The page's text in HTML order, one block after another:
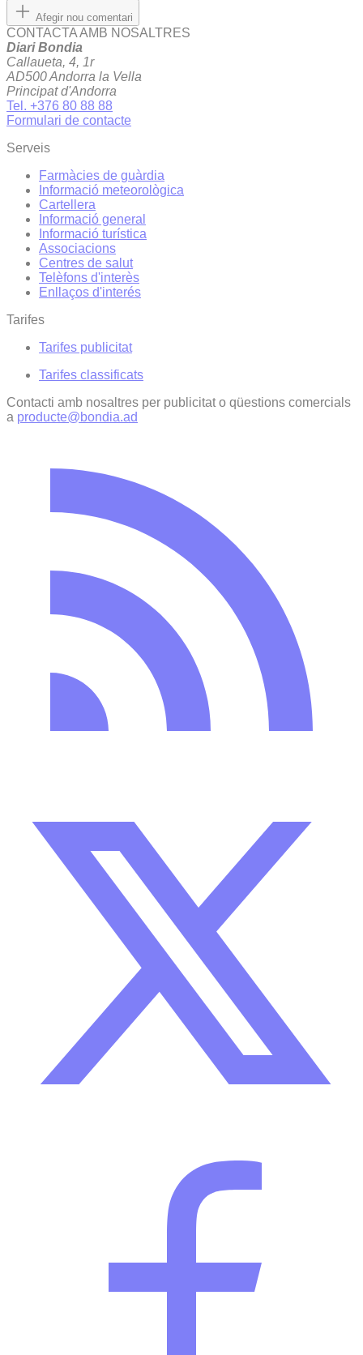
Afegir nou comentari
CONTACTA AMB NOSALTRES
Diari Bondia
Callaueta, 4, 1r
AD500 Andorra la Vella
Principat d'Andorra
Tel. +376 80 88 88
Formulari de contacte
Serveis
Farmàcies de guàrdia
Informació meteorològica
Cartellera
Informació general
Informació turística
Associacions
Centres de salut
Telèfons d'interès
Enllaços d'interés
Tarifes
Tarifes publicitat
Tarifes classificats
Contacti amb nosaltres per publicitat o qüestions comercials
a producte@bondia.ad